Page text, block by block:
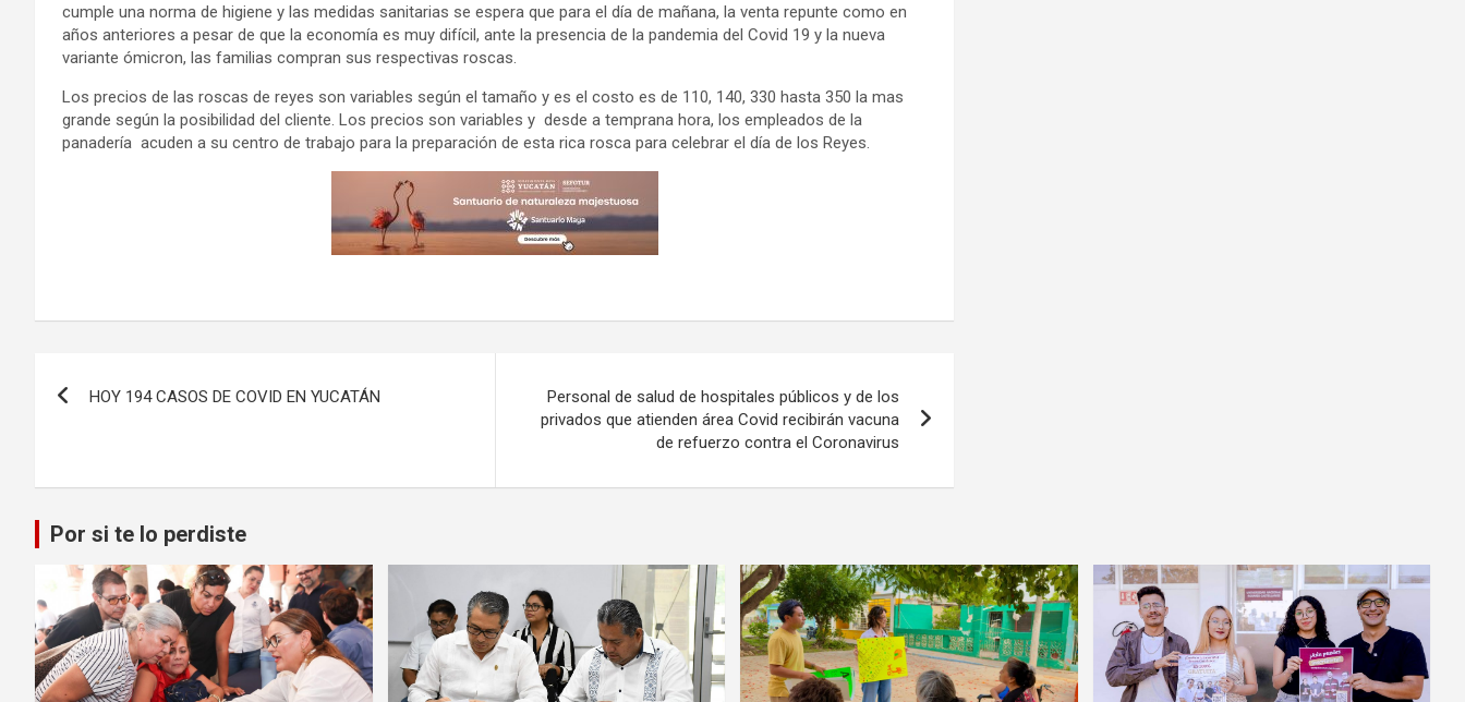
cumple una norma de higiene y las medidas sanitarias se espera que para el día de mañana, la venta repunte como en
años anteriores a pesar de que la economía es muy difícil, ante la presencia de la pandemia del Covid 19 y la nueva
variante ómicron, las familias compran sus respectivas roscas.
Los precios de las roscas de reyes son variables según el tamaño y es el costo es de 110, 140, 330 hasta 350 la mas
grande según la posibilidad del cliente. Los precios son variables y desde a temprana hora, los empleados de la
panadería acuden a su centro de trabajo para la preparación de esta rica rosca para celebrar el día de los Reyes.
HOY 194 CASOS DE COVID EN YUCATÁN
Personal de salud de hospitales públicos y de los
privados que atienden área Covid recibirán vacuna
de refuerzo contra el Coronavirus
Por si te lo perdiste